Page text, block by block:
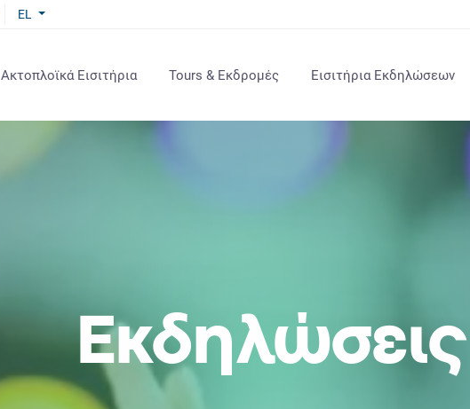
EL
Ακτοπλοϊκά Εισιτήρια Tours & Εκδρομές Εισιτήρια Εκδηλώσεων
Εκδηλώσεις